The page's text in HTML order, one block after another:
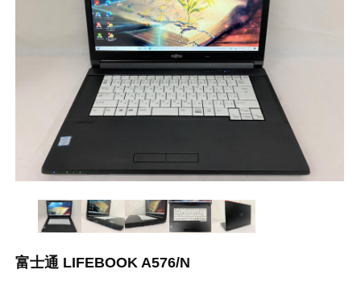
富士通 LIFEBOOK A576/N